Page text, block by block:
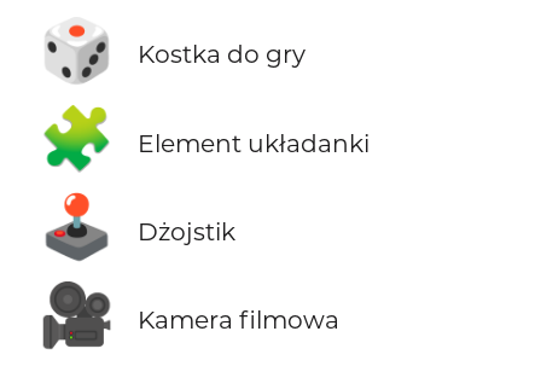
🎲 Kostka do gry
🧩 Element układanki
🕹️ Dżojstik
🎥 Kamera filmowa